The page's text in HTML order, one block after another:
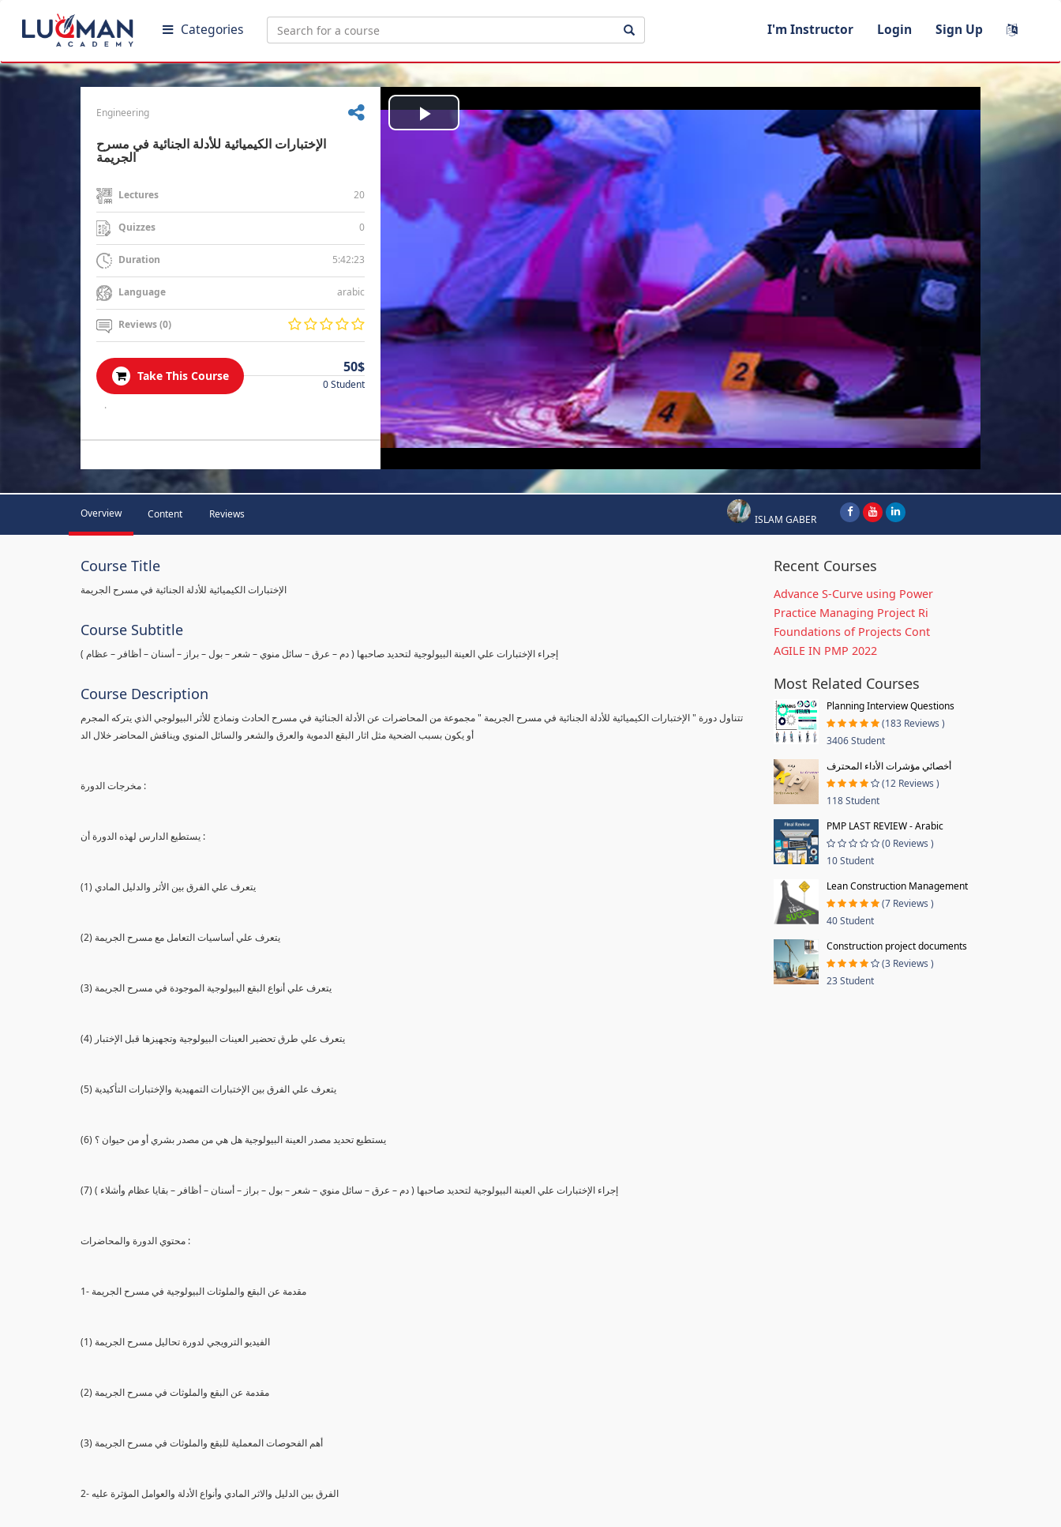
Categories I'm Instructor Login Sign Up
Engineering
الإختبارات الكيميائية للأدلة الجنائية في مسرح
الجريمة
Lectures 20
Quizzes 0
Duration 5:42:23
Language arabic
Reviews (0)
Take This Course
50$
0 Student
.
Play
Video
Overview Content Reviews ISLAM GABER
Course Title
الإختبارات الكيميائية للأدلة الجنائية في مسرح الجريمة
Course Subtitle
( إجراء الإختبارات علي العينة البيولوجية لتحديد صاحبها ( دم – عرق – سائل منوي – شعر – بول – براز – أسنان – أظافر – عظام
Course Description
تتناول دورة " الإختبارات الكيميائية للأدلة الجنائية في مسرح الجريمة " مجموعة من المحاضرات عن الأدلة الجنائية في مسرح الحادث ونماذج للأثر البيولوجي الذي يتركه المجرم
أو يكون بسبب الضحية مثل اثار البقع الدموية والعرق والشعر والسائل المنوي ويناقش المحاضر خلال الد
مخرجات الدورة :
يستطيع الدارس لهذه الدورة أن :
(1) يتعرف علي الفرق بين الأثر والدليل المادي
(2) يتعرف علي أساسيات التعامل مع مسرح الجريمة
(3) يتعرف علي أنواع البقع البيولوجية الموجودة في مسرح الجريمة
(4) يتعرف علي طرق تحضير العينات البيولوجية وتجهيزها قبل الإختبار
(5) يتعرف علي الفرق بين الإختبارات التمهيدية والإختبارات التأكيدية
(6) يستطيع تحديد مصدر العينة البيولوجية هل هي من مصدر بشري أو من حيوان ؟
(7) إجراء الإختبارات علي العينة البيولوجية لتحديد صاحبها ( دم – عرق – سائل منوي – شعر – بول – براز – أسنان – أظافر – بقايا عظام وأشلاء )
محتوي الدورة والمحاضرات :
1- مقدمة عن البقع والملوثات البيولوجية في مسرح الجريمة
(1) الفيديو الترويجي لدورة تحاليل مسرح الجريمة
(2) مقدمة عن البقع والملوثات في مسرح الجريمة
(3) أهم الفحوصات المعملية للبقع والملوثات في مسرح الجريمة
2- الفرق بين الدليل والاثر المادي وأنواع الأدلة والعوامل المؤثرة عليه
Recent Courses
Advance S-Curve using Power
Practice Managing Project Ri
Foundations of Projects Cont
AGILE IN PMP 2022
Most Related Courses
Planning Interview Questions
(183 Reviews )
3406 Student
أخصائي مؤشرات الأداء المحترف
(12 Reviews )
118 Student
PMP LAST REVIEW - Arabic
(0 Reviews )
10 Student
Lean Construction Management
(7 Reviews )
40 Student
Construction project documents
(3 Reviews )
23 Student